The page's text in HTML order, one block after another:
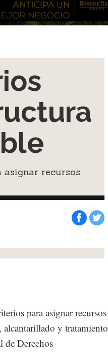
asignar recursos
para asignar recursos
alcantarillado y tratamiento
de Derechos